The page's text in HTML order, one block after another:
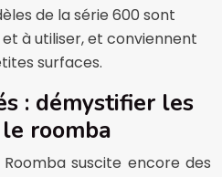
de la série 600 sont
à utiliser, et conviennent
surfaces.
: démystifier les
roomba
suscite encore des